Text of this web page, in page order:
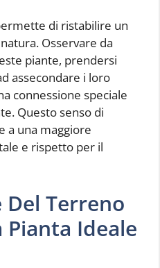
di ristabilire un
Osservare da
piante, prendersi
assecondare i loro
connessione speciale
Questo senso di
a una maggiore
e rispetto per il
Del Terreno
Pianta Ideale